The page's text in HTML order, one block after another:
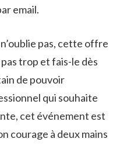
email.
pas, cette offre
trop et fais-le dès
de pouvoir
qui souhaite
cet événement est
courage à deux mains